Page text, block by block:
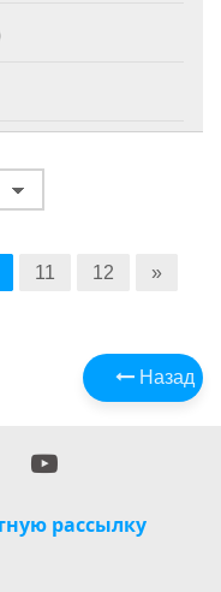
11 12 »
Назад
рассылку